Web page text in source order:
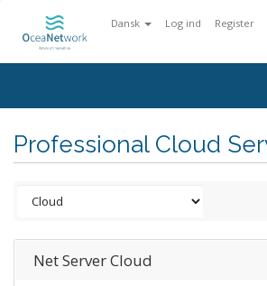
Dansk Log ind Register
Professional Cloud
Net Server Cloud